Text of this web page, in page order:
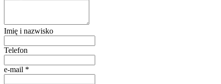
Imię i nazwisko
Telefon
e-mail *